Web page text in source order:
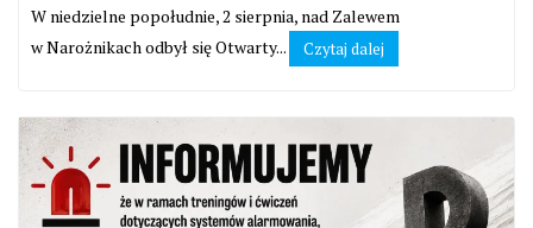
W niedzielne popołudnie, 2 sierpnia, nad Zalewem
w Narożnikach odbył się Otwarty...
Czytaj dalej